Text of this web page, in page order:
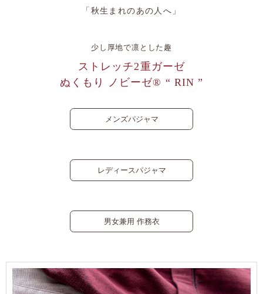
「秋生まれのあの人へ」
少し厚地で凛とした趣
ストレッチ2重ガーゼ
ぬくもり ノビーゼ® “ RIN ”
メンズパジャマ
レディースパジャマ
男女兼用 作務衣